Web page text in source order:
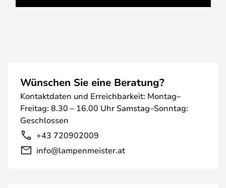
Wünschen Sie eine Beratung?
Kontaktdaten und Erreichbarkeit: Montag–
Freitag: 8.30 – 16.00 Uhr Samstag–Sonntag:
Geschlossen
+43 720902009
info@lampenmeister.at